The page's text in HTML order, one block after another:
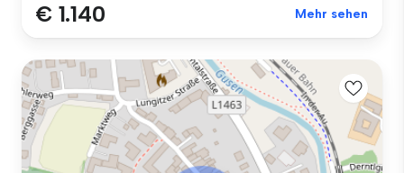
€ 1.140 Mehr sehen